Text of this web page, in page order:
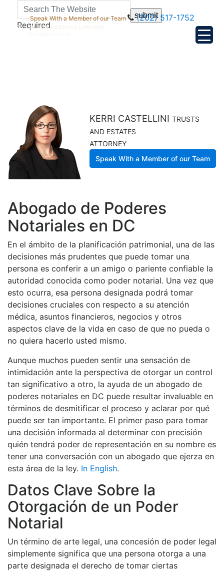
Required
submit
Speak With a Member of our Team (202) 517-1752
KERRI CASTELLINI TRUSTS
AND ESTATES
ATTORNEY
Speak With a Member of our Team
Abogado de Poderes
Notariales en DC
En el ámbito de la planificación patrimonial, una de las
decisiones más prudentes que puede tomar una
persona es conferir a un amigo o pariente confiable la
autoridad conocida como poder notarial. Una vez que
esto ocurra, esa persona designada podrá tomar
decisiones cruciales con respecto a su atención
médica, asuntos financieros, negocios y otros
aspectos clave de la vida en caso de que no pueda o
no quiera hacerlo usted mismo.
Aunque muchos pueden sentir una sensación de
intimidación ante la perspectiva de otorgar un control
tan significativo a otro, la ayuda de un abogado de
poderes notariales en DC puede resultar invaluable en
términos de desmitificar el proceso y aclarar por qué
puede ser tan importante. El primer paso para tomar
una decisión informada al determinar con precisión
quién tendrá poder de representación en su nombre es
tener una conversación con un abogado que ejerza en
esta área de la ley. In English.
Datos Clave Sobre la
Otorgación de un Poder
Notarial
Un término de arte legal, una concesión de poder legal
simplemente significa que una persona otorga a una
parte designada el derecho de tomar ciertas